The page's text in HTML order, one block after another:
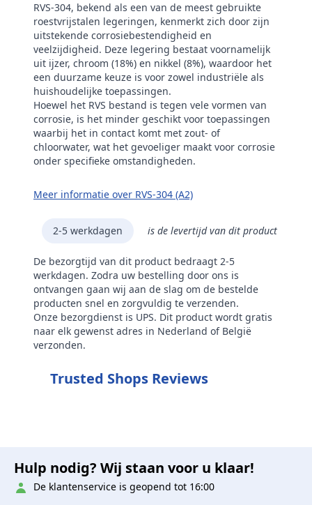
RVS-304, bekend als een van de meest gebruikte
roestvrijstalen legeringen, kenmerkt zich door zijn
uitstekende corrosiebestendigheid en
veelzijdigheid. Deze legering bestaat voornamelijk
uit ijzer, chroom (18%) en nikkel (8%), waardoor het
een duurzame keuze is voor zowel industriële als
huishoudelijke toepassingen.
Hoewel het RVS bestand is tegen vele vormen van
corrosie, is het minder geschikt voor toepassingen
waarbij het in contact komt met zout- of
chloorwater, wat het gevoeliger maakt voor corrosie
onder specifieke omstandigheden.
Meer informatie over RVS-304 (A2)
2-5 werkdagen is de levertijd van dit product
De bezorgtijd van dit product bedraagt 2-5
werkdagen. Zodra uw bestelling door ons is
ontvangen gaan wij aan de slag om de bestelde
producten snel en zorgvuldig te verzenden.
Onze bezorgdienst is UPS. Dit product wordt gratis
naar elk gewenst adres in Nederland of België
verzonden.
Trusted Shops Reviews
Hulp nodig? Wij staan voor u klaar!
De klantenservice is geopend tot 16:00